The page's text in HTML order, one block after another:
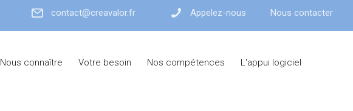
contact@creavalor.fr Appelez-nous Nous contacter
Nous connaître Votre besoin Nos compétences L'appui logiciel